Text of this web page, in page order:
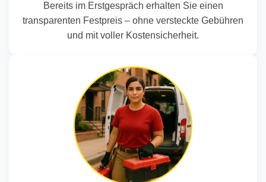
Bereits im Erstgespräch erhalten Sie einen
transparenten Festpreis – ohne versteckte Gebühren
und mit voller Kostensicherheit.